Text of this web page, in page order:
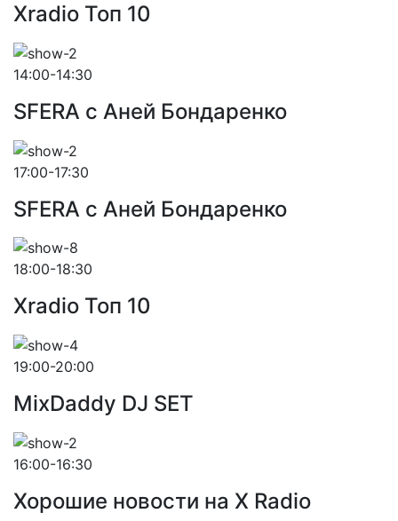
Xradio Топ 10
14:00-14:30
SFERA с Аней Бондаренко
17:00-17:30
SFERA с Аней Бондаренко
18:00-18:30
Xradio Топ 10
19:00-20:00
MixDaddy DJ SET
16:00-16:30
Хорошие новости на X Radio